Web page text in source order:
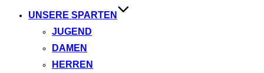
UNSERE SPARTEN
JUGEND
DAMEN
HERREN